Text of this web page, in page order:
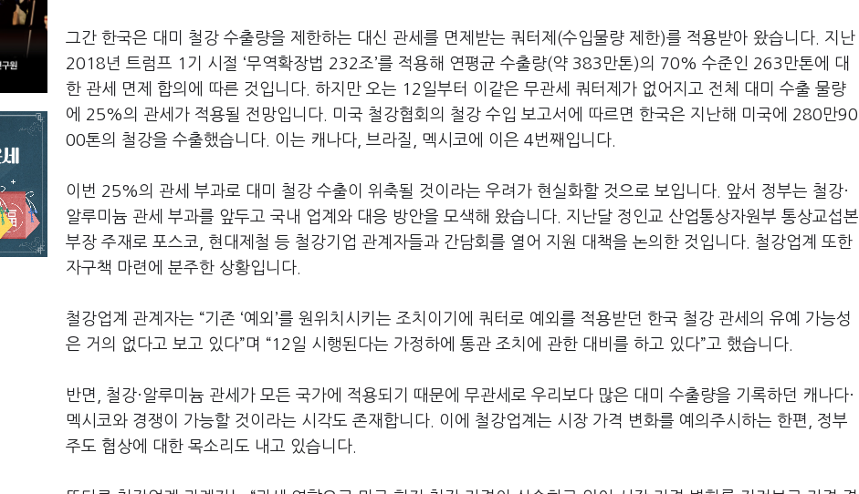
그간 한국은 대미 철강 수출량을 제한하는 대신 관세를 면제받는 쿼터제 (수입물량 제한)를 적용받아 왔습니다
지난
2018년 트럼프 1 기 시절 ‘무역확장법 232조’를 적용해 연평균 수출량(약 383 만톤)의 70% 수준인 263 만톤에 대
한 관세 면제 합의에 따른 것입니다 하지만 오는 12일부터 이같은 무관세 쿼터제가 없어지고 전체 대미 수출 물량
에 25%의 관세가 적용될 전망입니다 미국 철강협회의 철강 수입 보고서에 따르면 한국은 지난해 미국에 280만90
00톤의 철강을 수출했습니다 이는 캐나다 브라질 멕시코에 이은 4번째입니다
이번 25%의 관세 부과로 대미 철강 수출이 위축될 것이라는 우려가 현실화할 것으로 보입니다 . 앞서 정부는 철강·
알루미늄 관세 부과를 앞두고 국내 업계와 대응 방안을 모색해 왔습니다
지난달 정인교 산업통상자원부 통상교섭본
부장 주재로 포스코
현대제철 등 철강기업 관계자들과 간담회를 열어 지원 대책을 논의한 것입니다
철강업계 또한
자구책 마련에 분주한 상황입니다
철강업계 관계자는 “기존 ‘예외 ’를 원위치시키는 조치이기에 쿼터로 예외를 적용받던 한국 철강 관세의 유예 가능성
은 거의 없다고 보고 있다”며 “12일 시행된다는 가정하에 통관 조치에 관한 대비를 하고 있다”고 했습니다
반면
철강·알루미늄 관세가 모든 국가에 적용되기 때문에 무관세로 우리보다 많은 대미 수출량을 기록하던 캐나다·
멕시코와 경쟁이 가능할 것이라는 시각도 존재합니다
이에 철강업계는 시장 가격 변화를 예의주시하는 한편
정부
주도 협상에 대한 목소리도 내고 있습니다